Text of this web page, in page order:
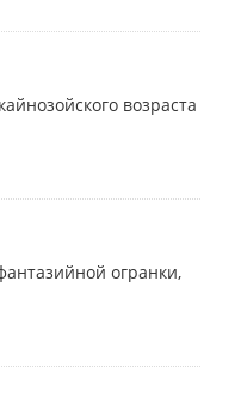
возраста
огранки,